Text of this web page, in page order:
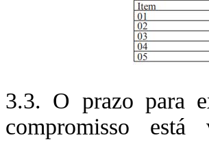
3.3. O prazo para
compromisso está